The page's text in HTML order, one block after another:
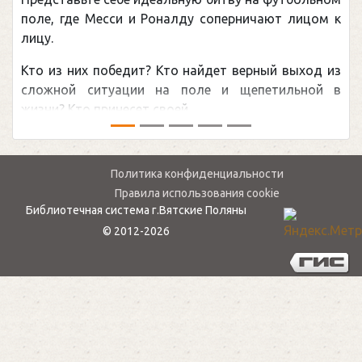
Погоня Александра Овечкина за
обсуждаемая хоккейная тема последних лет
мире.Перед сезоном Национальной хоккейной
— ...
Политика конфиденциальности
Правила использования cookie